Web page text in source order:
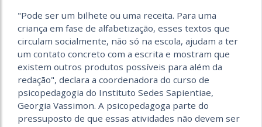
"Pode ser um bilhete ou uma receita. Para uma
criança em fase de alfabetização, esses textos que
circulam socialmente, não só na escola, ajudam a ter
um contato concreto com a escrita e mostram que
existem outros produtos possíveis para além da
redação", declara a coordenadora do curso de
psicopedagogia do Instituto Sedes Sapientiae,
Georgia Vassimon. A psicopedagoga parte do
pressuposto de que essas atividades não devem ser